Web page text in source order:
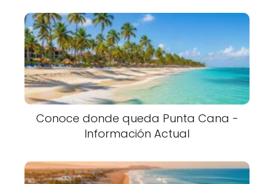
Conoce donde queda Punta Cana -
Información Actual